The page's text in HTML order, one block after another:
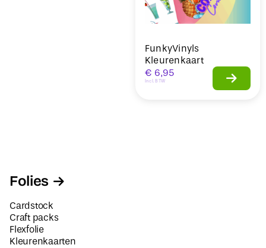
FunkyVinyls
Kleurenkaart
€ 6,95
Incl. BTW
Folies
Cardstock
Craft packs
Flexfolie
Kleurenkaarten